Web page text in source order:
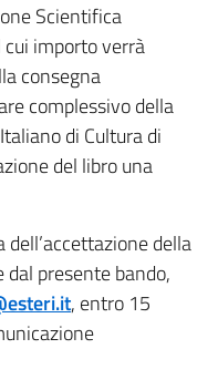
Scientifica
cui importo verrà
consegna
complessivo della
di Cultura di
del libro una
della
presente bando,
, entro 15